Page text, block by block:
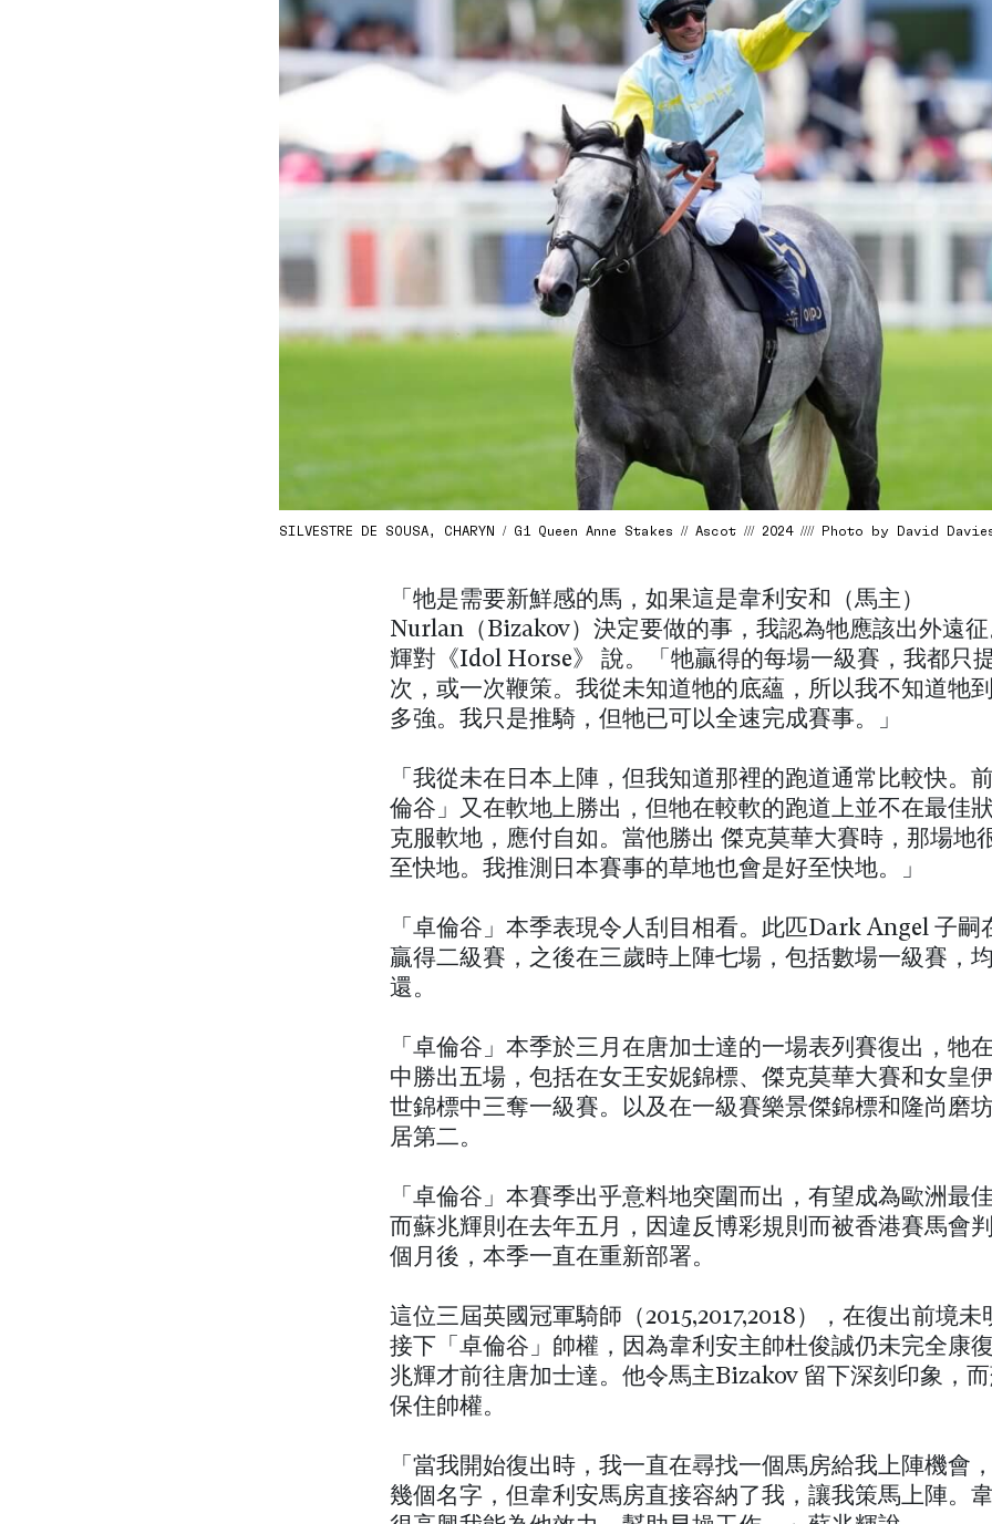
SILVESTRE DE SOUSA, CHARYN / G1 Queen Anne Stakes // Ascot /// 2024 //// Photo by David
「牠是需要新鮮感的馬，如果這是韋利安和（馬主）
Nurlan（Bizakov）決定要做的事，我認為牠應該出外遠
輝對《Idol Horse》 說。「牠贏得的每場一級賽，我都只
次，或一次鞭策。我從未知道牠的底蘊，所以我不知道牠
多強。我只是推騎，但牠已可以全速完成賽事。」
「我從未在日本上陣，但我知道那裡的跑道通常比較快。
倫谷」又在軟地上勝出，但牠在較軟的跑道上並不在最佳
克服軟地，應付自如。當他勝出 傑克莫華大賽時，那場地
至快地。我推測日本賽事的草地也會是好至快地。」
「卓倫谷」本季表現令人刮目相看。此匹Dark Angel 子嗣
贏得二級賽，之後在三歲時上陣七場，包括數場一級賽，
還。
「卓倫谷」本季於三月在唐加士達的一場表列賽復出，牠
中勝出五場，包括在女王安妮錦標、傑克莫華大賽和女皇
世錦標中三奪一級賽。以及在一級賽樂景傑錦標和隆尚磨
居第二。
「卓倫谷」本賽季出乎意料地突圍而出，有望成為歐洲最
而蘇兆輝則在去年五月，因違反博彩規則而被香港賽馬會
個月後，本季一直在重新部署。
這位三屆英國冠軍騎師（2015,2017,2018），在復出前境未
接下「卓倫谷」帥權，因為韋利安主帥杜俊誠仍未完全康
兆輝才前往唐加士達。他令馬主Bizakov 留下深刻印象，
保住帥權。
「當我開始復出時，我一直在尋找一個馬房給我上陣機會
幾個名字，但韋利安馬房直接容納了我，讓我策馬上陣。